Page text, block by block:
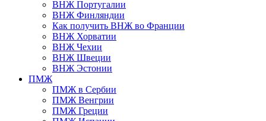
ВНЖ Португалии
ВНЖ Финляндии
Как получить ВНЖ во Франции
ВНЖ Хорватии
ВНЖ Чехии
ВНЖ Швеции
ВНЖ Эстонии
ПМЖ
ПМЖ в Сербии
ПМЖ Венгрии
ПМЖ Греции